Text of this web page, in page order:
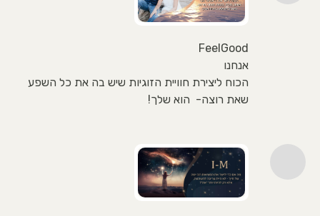
FeelGood
אנחנו
הכוח ליצירת חוויית הזוגיות שיש בה את כל השפע
שאת רוצה- הוא שלך!